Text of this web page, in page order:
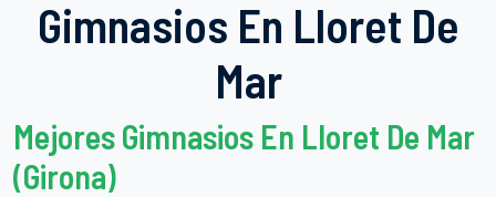
Gimnasios En Lloret De
Mar
Mejores Gimnasios En Lloret De Mar
(Girona)